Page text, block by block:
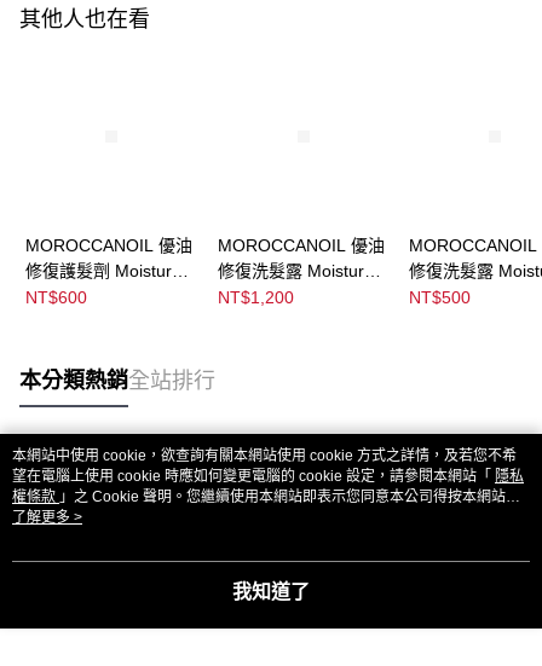
其他人也在看
MOROCCANOIL 優油
修復護髮劑 Moisture
Repair Conditioner
NT$600
MOROCCANOIL 優油
修復洗髮露 Moisture
Repair Shampoo
NT$1,200
MOROCCANOIL
修復洗髮露
Repair Shampoo
NT$500
本分類熱銷全站排行
熱門標籤
本網站中使用 cookie，欲查詢有關本網站使用 cookie 方式之詳情，及若您不希
望在電腦上使用 cookie 時應如何變更電腦的 cookie 設定，請參閱本網站「 隱私
權條款 」之 Cookie 聲明。您繼續使用本網站即表示您同意本公司得按本網站使
用條款之 Cookie 聲明使用 cookie。
了解更多 >
我知道了